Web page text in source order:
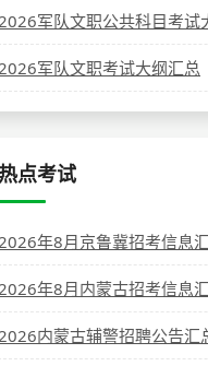
军队文职公共科目考试
军队文职考试大纲汇总
点考试
年8月京鲁冀招考信息
年8月内蒙古招考信息
内蒙古辅警招聘公告